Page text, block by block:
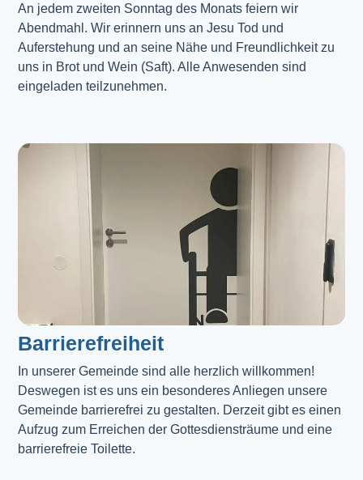
An jedem zweiten Sonntag des Monats feiern wir
Abendmahl. Wir erinnern uns an Jesu Tod und
Auferstehung und an seine Nähe und Freundlichkeit zu
uns in Brot und Wein (Saft). Alle Anwesenden sind
eingeladen teilzunehmen.
Barrierefreiheit
In unserer Gemeinde sind alle herzlich willkommen!
Deswegen ist es uns ein besonderes Anliegen unsere
Gemeinde barrierefrei zu gestalten. Derzeit gibt es einen
Aufzug zum Erreichen der Gottesdiensträume und eine
barrierefreie Toilette.